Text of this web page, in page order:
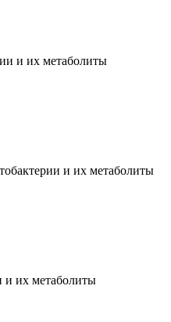
и их метаболиты
и их метаболиты
и их метаболиты